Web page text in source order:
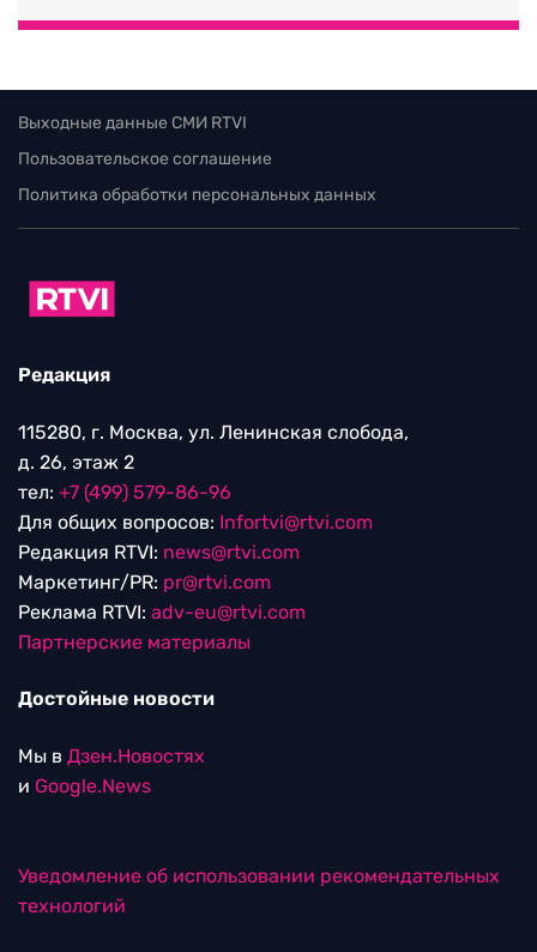
Выходные данные СМИ RTVI
Пользовательское соглашение
Политика обработки персональных данных
Редакция
115280, г. Москва, ул. Ленинская слобода,
д. 26, этаж 2
тел: +7 (499) 579-86-96
Для общих вопросов: Infortvi@rtvi.com
Редакция RTVI: news@rtvi.com
Маркетинг/PR: pr@rtvi.com
Реклама RTVI: adv-eu@rtvi.com
Партнерские материалы
Достойные новости
Мы в Дзен.Новостях
и Google.News
Уведомление об использовании рекомендательных
технологий